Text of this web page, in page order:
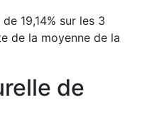
de 19,14% sur les 3
de la moyenne de la
de